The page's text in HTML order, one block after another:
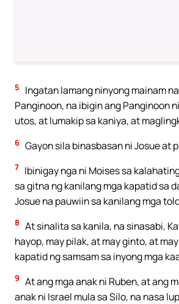
5
Ingatan lamang ninyong mainam
Panginoon, na ibigin ang Panginoon
utos, at lumakip sa kaniya, at
6 Gayon sila binasbasan ni Josue at
7 Ibinigay nga ni Moises sa
sa gitna ng kanilang mga kapatid sa
Josue na pauwiin sa kanilang mga
8 At sinalita sa kanila, na sinasabi,
hayop, may pilak, at may ginto, at
kapatid ng samsam sa inyong mga
9 At ang mga anak ni Ruben, at ang
anak ni Israel mula sa Silo, na nasa